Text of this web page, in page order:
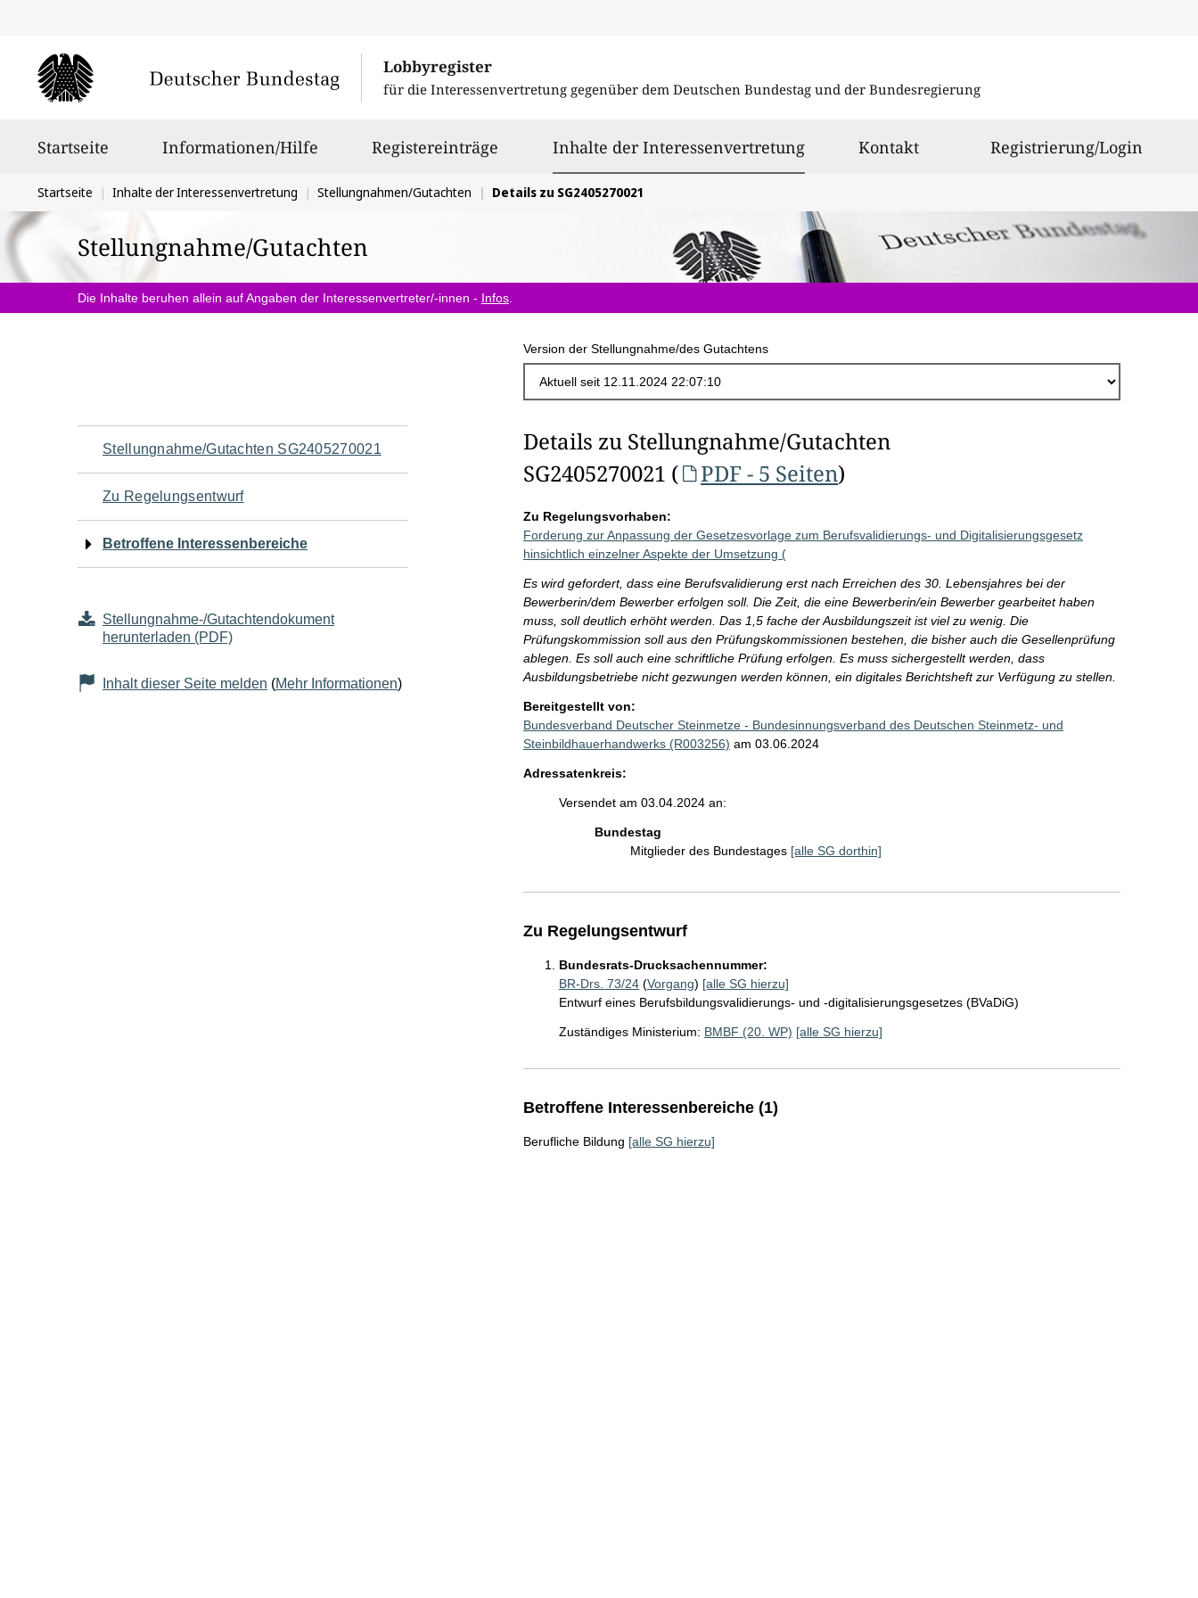
Lobbyregister
für die Interessenvertretung gegenüber dem Deutschen Bundestag und der Bundesregierung
Startseite Informationen/Hilfe Registereinträge Inhalte der Interessenvertretungausgewählt
Kontakt Registrierung/Login
Sie
befinden
sich
hier:
Startseite Inhalte der Interessenvertretung Stellungnahmen/Gutachten Details zu SG2405270021
Stellungnahme/Gutachten
Die Inhalte beruhen allein auf Angaben der Interessenvertreter/-innen - Infos
Version der Stellungnahme/des Gutachtens
Navigation
für
den
Seiteninhalt
Stellungnahme/Gutachten SG2405270021
Zu Regelungsentwurf
Betroffene Interessenbereiche
Stellungnahme-/Gutachtendokument
herunterladen (PDF)
Inhalt dieser Seite melden (Mehr Informationen)
Details zu Stellungnahme/Gutachten
SG2405270021 (
PDF - 5 Seiten)
Zu Regelungsvorhaben:
Forderung zur Anpassung der Gesetzesvorlage zum Berufsvalidierungs- und Digitalisierungsgesetz
hinsichtlich einzelner Aspekte der Umsetzung (
Es wird gefordert, dass eine Berufsvalidierung erst nach Erreichen des 30. Lebensjahres bei der
Bewerberin/dem Bewerber erfolgen soll. Die Zeit, die eine Bewerberin/ein Bewerber gearbeitet haben
muss, soll deutlich erhöht werden. Das 1,5 fache der Ausbildungszeit ist viel zu wenig. Die
Prüfungskommission soll aus den Prüfungskommissionen bestehen, die bisher auch die Gesellenprüfung
ablegen. Es soll auch eine schriftliche Prüfung erfolgen. Es muss sichergestellt werden, dass
Ausbildungsbetriebe nicht gezwungen werden können, ein digitales Berichtsheft zur Verfügung zu stellen.
Bereitgestellt von:
Bundesverband Deutscher Steinmetze - Bundesinnungsverband des Deutschen Steinmetz- und
Steinbildhauerhandwerks (R003256) am 03.06.2024
Adressatenkreis:
Versendet am 03.04.2024 an:
Bundestag
Mitglieder des Bundestages [alle SG dorthin]
Zu Regelungsentwurf
Bundesrats-Drucksachennummer:
BR-Drs. 73/24(Vorgang) [alle SG hierzu]
Entwurf eines Berufsbildungsvalidierungs- und -digitalisierungsgesetzes (BVaDiG)
Zuständiges Ministerium: BMBF (20. WP) [alle SG hierzu]
Betroffene Interessenbereiche (1)
Berufliche Bildung [alle SG hierzu]